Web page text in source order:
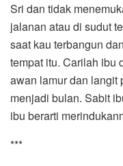
Sri dan tidak
jalanan atau di sudut
saat kau terbangun
tempat itu. Carilah ibu
awan lamur dan langit
menjadi bulan. Sabit
ibu berarti
***